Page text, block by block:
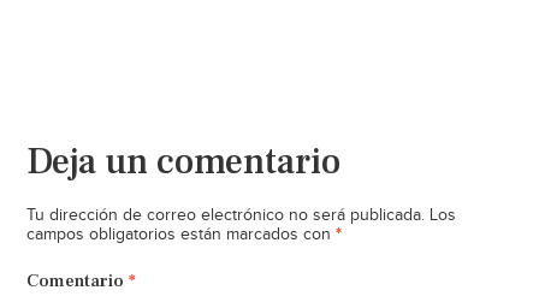
Deja un comentario
Tu dirección de correo electrónico no será publicada. Los
campos obligatorios están marcados con *
Comentario *